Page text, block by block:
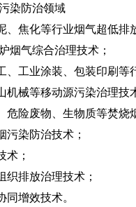
防治领域
焦化等行业烟气超低排
烟气综合治理技术；
工业涂装、包装印刷等
械等移动源污染治理技
险废物、生物质等焚烧
染防治技术；
；
排放治理技术；
增效技术。